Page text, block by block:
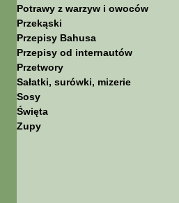
Potrawy z warzyw i owoców
Przekąski
Przepisy Bahusa
Przepisy od internautów
Przetwory
Sałatki, surówki, mizerie
Sosy
Święta
Zupy